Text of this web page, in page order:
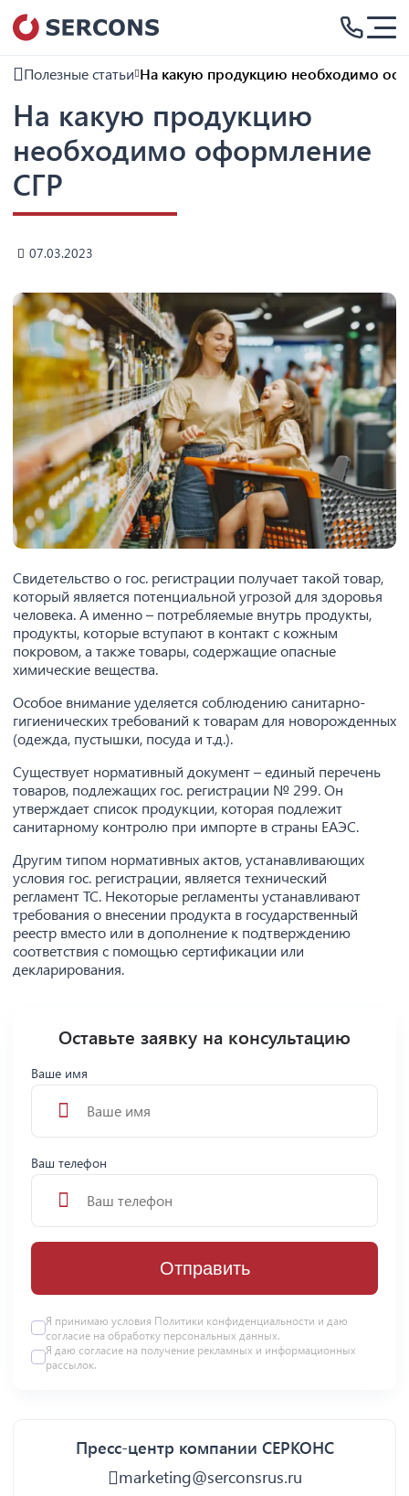
Полезные статьи На какую продукцию необходимо
На какую продукцию
необходимо оформление
СГР
07.03.2023
Свидетельство о гос. регистрации получает такой товар,
который является потенциальной угрозой для здоровья
человека. А именно – потребляемые внутрь продукты,
продукты, которые вступают в контакт с кожным
покровом, а также товары, содержащие опасные
химические вещества.
Особое внимание уделяется соблюдению санитарно-
гигиенических требований к товарам для новорожденных
(одежда, пустышки, посуда и т.д.).
Существует нормативный документ – единый перечень
товаров, подлежащих гос. регистрации № 299. Он
утверждает список продукции, которая подлежит
санитарному контролю при импорте в страны ЕАЭС.
Другим типом нормативных актов, устанавливающих
условия гос. регистрации, является технический
регламент ТС. Некоторые регламенты устанавливают
требования о внесении продукта в государственный
реестр вместо или в дополнение к подтверждению
соответствия с помощью сертификации или
декларирования.
Оставьте заявку на консультацию
Ваше имя
Ваш телефон
Отправить
Я принимаю условия Политики конфиденциальности и даю
согласие на обработку персональных данных.
Я даю согласие на получение рекламных и информационных
рассылок.
Пресс-центр компании СЕРКОНС
marketing@serconsrus.ru